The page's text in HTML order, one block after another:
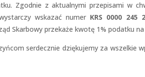
Zgodnie z aktualnymi przepisami w
wskazać numer KRS 0000 245
Skarbowy przekaże kwotę 1% podatku
serdecznie dziękujemy za wszelkie